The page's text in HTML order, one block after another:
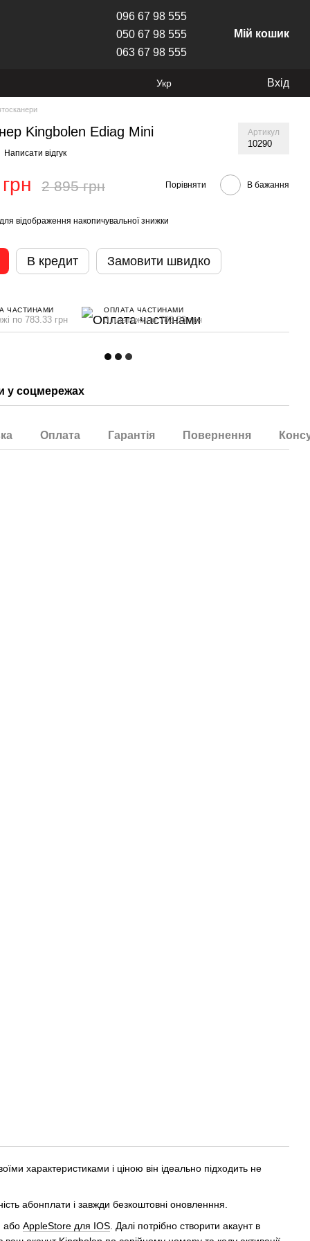
096 67 98 555
050 67 98 555
063 67 98 555
Мій кошик
Укр Вхід
Kingbolen Ediag Mini Артикул
10290
Написати відгук
2 895 грн Порівняти В бажання
для відображення накопичувальної знижки
В кредит Замовити швидко
ЧАСТИНАМИ
по 783.33 грн
ОПЛАТА ЧАСТИНАМИ
3 платежі по 783.33 грн
у соцмережах
Оплата Гарантія Повернення
характеристиками і ціною він ідеально підходить не
абонплати і завжди безкоштовні оновленння.
, або AppleStore для IOS . Далі потрібно створити акаунт в